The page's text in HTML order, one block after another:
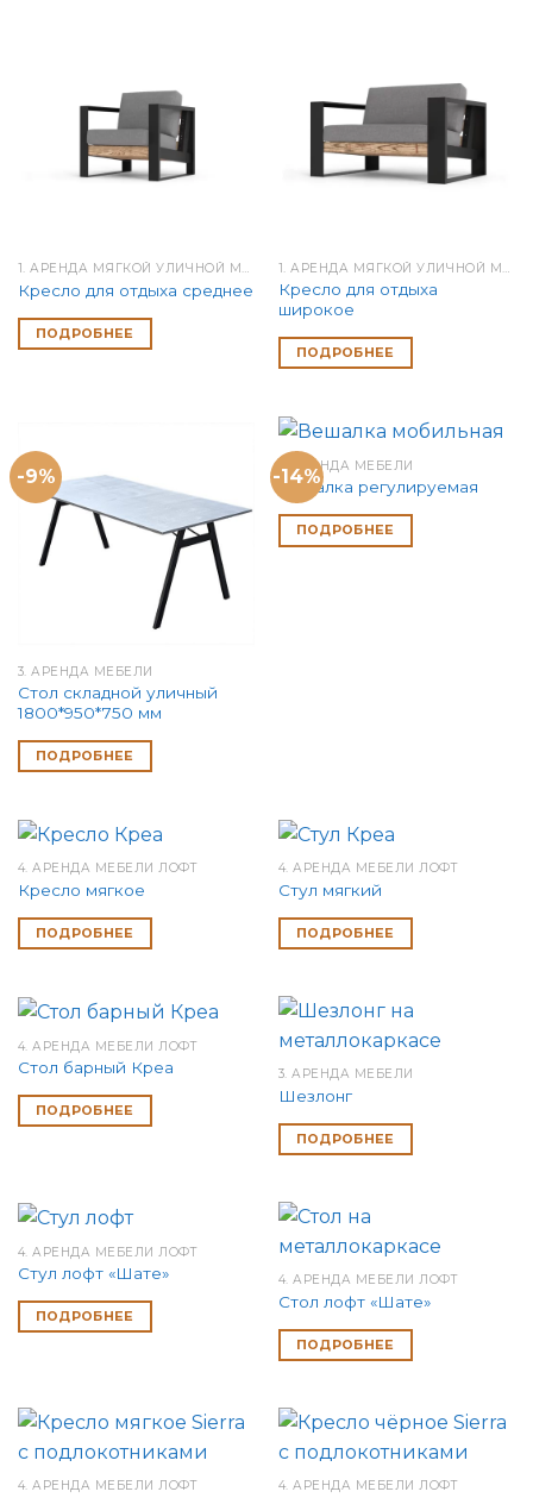
1. АРЕНДА МЯГКОЙ УЛИЧНОЙ МЕБЕЛИ
Кресло для отдыха среднее
ПОДРОБНЕЕ
1. АРЕНДА МЯГКОЙ УЛИЧНОЙ МЕБЕЛИ
Кресло для отдыха
широкое
ПОДРОБНЕЕ
-9%
3. АРЕНДА МЕБЕЛИ
Стол складной уличный
1800*950*750 мм
ПОДРОБНЕЕ
-14%
3. АРЕНДА МЕБЕЛИ
Вешалка регулируемая
ПОДРОБНЕЕ
4. АРЕНДА МЕБЕЛИ ЛОФТ
Кресло мягкое
ПОДРОБНЕЕ
4. АРЕНДА МЕБЕЛИ ЛОФТ
Стул мягкий
ПОДРОБНЕЕ
4. АРЕНДА МЕБЕЛИ ЛОФТ
Стол барный Креа
ПОДРОБНЕЕ
3. АРЕНДА МЕБЕЛИ
Шезлонг
ПОДРОБНЕЕ
4. АРЕНДА МЕБЕЛИ ЛОФТ
Стул лофт «Шате»
ПОДРОБНЕЕ
4. АРЕНДА МЕБЕЛИ ЛОФТ
Стол лофт «Шате»
ПОДРОБНЕЕ
4. АРЕНДА МЕБЕЛИ ЛОФТ 4. АРЕНДА МЕБЕЛИ ЛОФТ